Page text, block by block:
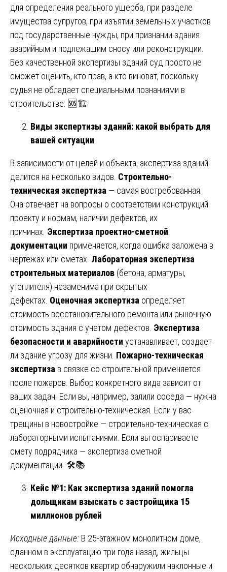
для определения реального ущерба, при разделе
имущества супругов, при изъятии земельных участков
под государственные нужды, при признании здания
аварийным и подлежащим сносу или реконструкции.
Без качественной экспертизы зданий суд просто не
сможет оценить, кто прав, а кто виноват, поскольку
судья не обладает специальными познаниями в
строительстве. 🆘🏗️
Виды экспертизы зданий: какой выбрать для
вашей ситуации
В зависимости от целей и объекта, экспертиза зданий
делится на несколько видов. Строительно-
техническая экспертиза — самая востребованная.
Она отвечает на вопросы о соответствии конструкций
проекту и нормам, наличии дефектов, их
причинах. Экспертиза проектно-сметной
документации применяется, когда ошибка заложена в
чертежах или сметах. Лабораторная экспертиза
строительных материалов (бетона, арматуры,
утеплителя) незаменима при скрытых
дефектах. Оценочная экспертиза определяет
стоимость восстановительного ремонта или рыночную
стоимость здания с учетом дефектов. Экспертиза
безопасности и аварийности устанавливает, создает
ли здание угрозу для жизни. Пожарно-техническая
экспертиза в связке со строительной применяется
после пожаров. Выбор конкретного вида зависит от
ваших задач. Если вы, например, залили соседа — нужна
оценочная и строительно-техническая. Если у вас
трещины в новостройке — строительно-техническая с
лабораторными испытаниями. Если вы оспариваете
смету подрядчика — экспертиза сметной
документации. 🛠️📚
Кейс №1: Как экспертиза зданий помогла
дольщикам взыскать с застройщика 15
миллионов рублей
Исходные данные: В 25-этажном монолитном доме,
сданном в эксплуатацию три года назад, жильцы
нескольких десятков квартир обнаружили наклонные и